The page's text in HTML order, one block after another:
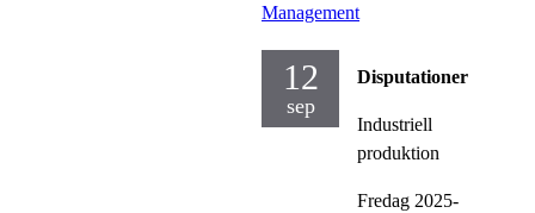
Management
12
sep
Disputationer
Industriell
produktion
Fredag 2025-